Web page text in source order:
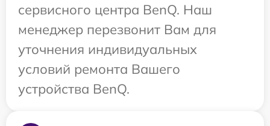
сервисного центра BenQ. Наш
менеджер перезвонит Вам для
уточнения индивидуальных
условий ремонта Вашего
устройства BenQ.